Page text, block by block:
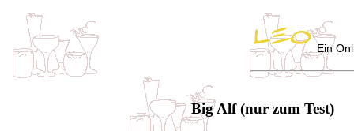
Ein
Big Alf (nur zum Test)